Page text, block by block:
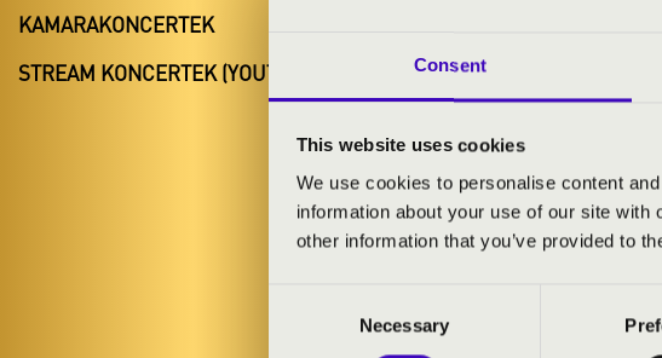
Consent
This website uses cookies
We use cookies to personalise content
information about your use of our site
other information that you’ve provided to
Necessary
KAMARAKONCERTEK
STREAM KONCERTEK (YOUTUBE)
Zala vármegye
BÉRLET- ÉS
ELŐADÓK: